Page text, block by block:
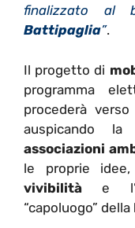
finalizzato al
Battipaglia”.
Il progetto di
programma
procederà
auspicando la
associazioni
le proprie
vivibilità e
“capoluogo” della